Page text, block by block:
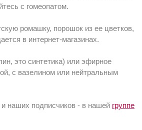
с гомеопатом.
ромашку, порошок из ее цветков,
в интернет-магазинах.
это синтетика) или эфирное
с вазелином или нейтральным
и наших подписчиков - в нашей группе